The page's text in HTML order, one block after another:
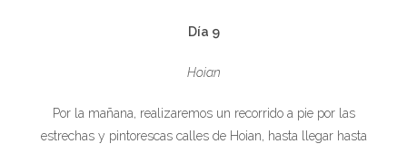
Día 9
Hoian
Por la mañana, realizaremos un recorrido a pie por las
estrechas y pintorescas calles de Hoian, hasta llegar hasta